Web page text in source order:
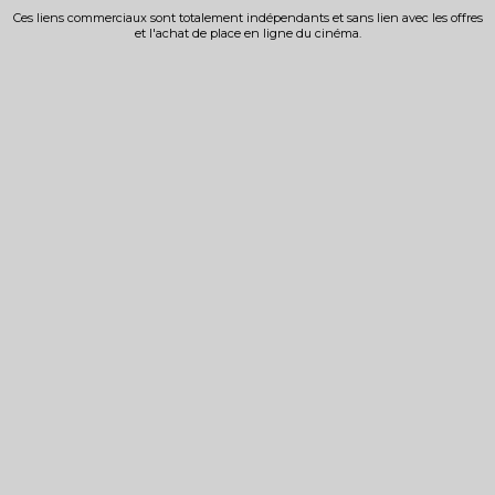
Ces liens commerciaux sont totalement indépendants et sans lien avec les offres
et l'achat de place en ligne du cinéma.